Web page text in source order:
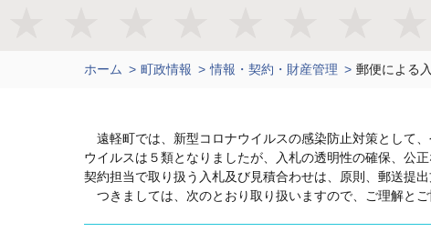
ホーム 町政情報 情報・契約・財産管理 郵便による
遠軽町では、新型コロナウイルスの感染防止対策として
ウイルスは５類となりましたが、入札の透明性の確保、公
契約担当で取り扱う入札及び見積合わせは、原則、郵送提出
つきましては、次のとおり取り扱いますので、ご理解とご